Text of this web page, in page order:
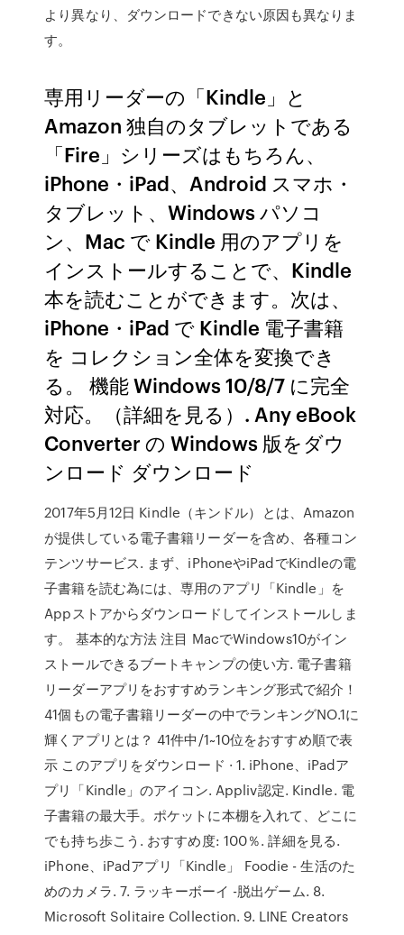
より異なり、ダウンロードできない原因も異なりま
す。
専用リーダーの「Kindle」と
Amazon 独自のタブレットである
「Fire」シリーズはもちろん、
iPhone・iPad、Android スマホ・
タブレット、Windows パソコ
ン、Mac で Kindle 用のアプリを
インストールすることで、Kindle
本を読むことができます。次は、
iPhone・iPad で Kindle 電子書籍
を コレクション全体を変換でき
る。 機能 Windows 10/8/7 に完全
対応。（詳細を見る）. Any eBook
Converter の Windows 版をダウ
ンロード ダウンロード
2017年5月12日 Kindle（キンドル）とは、Amazon
が提供している電子書籍リーダーを含め、各種コン
テンツサービス. まず、iPhoneやiPadでKindleの電
子書籍を読む為には、専用のアプリ「Kindle」を
Appストアからダウンロードしてインストールしま
す。 基本的な方法 注目 MacでWindows10がイン
ストールできるブートキャンプの使い方. 電子書籍
リーダーアプリをおすすめランキング形式で紹介！
41個もの電子書籍リーダーの中でランキングNO.1に
輝くアプリとは？ 41件中/1~10位をおすすめ順で表
示 このアプリをダウンロード · 1. iPhone、iPadア
プリ「Kindle」のアイコン. Appliv認定. Kindle. 電
子書籍の最大手。ポケットに本棚を入れて、どこに
でも持ち歩こう. おすすめ度: 100％. 詳細を見る.
iPhone、iPadアプリ「Kindle」 Foodie - 生活のた
めのカメラ. 7. ラッキーボーイ -脱出ゲーム. 8.
Microsoft Solitaire Collection. 9. LINE Creators